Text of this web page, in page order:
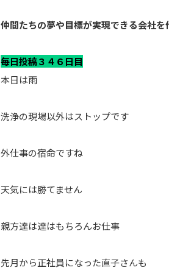
仲間たちの夢や目標が実現できる会社を
毎日投稿３４６日目
本日は雨
洗浄の現場以外はストップです
外仕事の宿命ですね
天気には勝てません
親方達は達はもちろんお仕事
先月から正社員になった直子さんも